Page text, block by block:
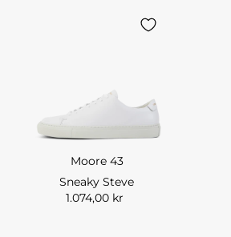
Moore 43
Sneaky Steve
1.074,00 kr